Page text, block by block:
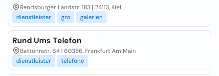
Rendsburger Landstr. 183 | 24113, Kiel
dienstleister
gro galerien
Rund Ums Telefon
Battonnstr. 64 | 60386, Frankfurt Am Main
dienstleister
telefone